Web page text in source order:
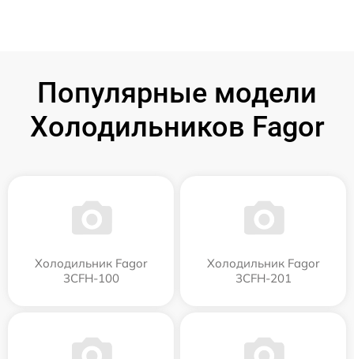
Популярные модели
Холодильников Fagor
Холодильник Fagor
3CFH-100
Холодильник Fagor
3CFH-201